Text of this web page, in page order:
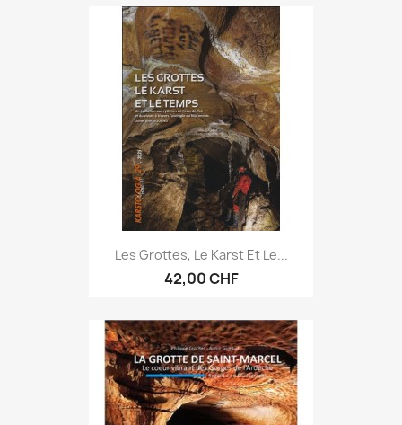
Les Grottes, Le Karst Et Le...
42,00 CHF